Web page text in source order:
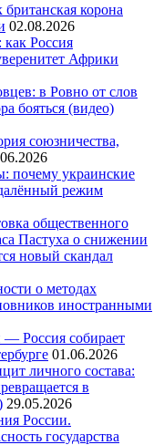
корона
02.08.2026
Россия
Африки
в Ровно от слов
бояться (видео)
союзничества,
почему украинские
режим
общественного
Пастуха о снижении
новый скандал
о методах
иностранными
Россия собирает
01.06.2026
личного состава:
в
29.05.2026
России.
государства